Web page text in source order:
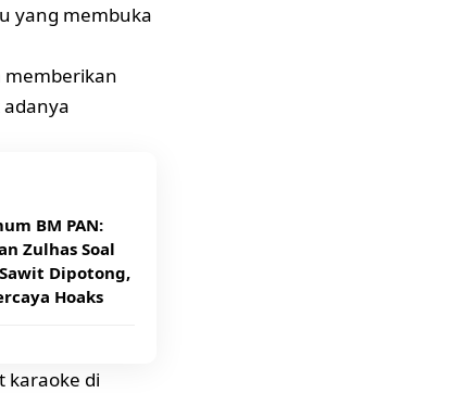
yang membuka
memberikan
BM PAN:
Zulhas Soal
Dipotong,
Hoaks
karaoke di